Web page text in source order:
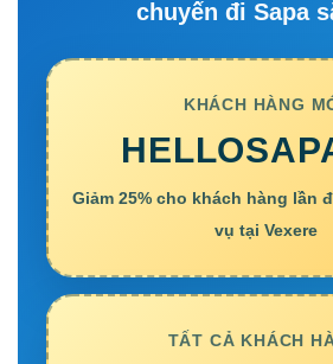
chuyến đi Sapa
KHÁCH HÀNG
Giảm 25% cho khách hàng lần
vụ tại Vexere
TẤT CẢ KHÁCH